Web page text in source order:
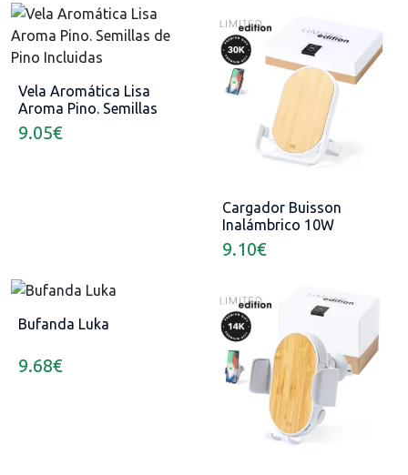
Vela Aromática Lisa
Aroma Pino. Semillas
de Pino Incluidas
9.05€
Cargador Buisson
Inalámbrico 10W
9.10€
Bufanda Luka
9.68€